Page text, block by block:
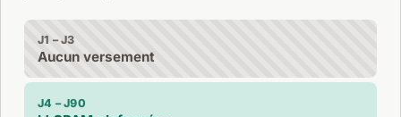
J1 – J3
Aucun versement
J4 – J90